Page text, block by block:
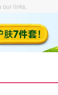
links.